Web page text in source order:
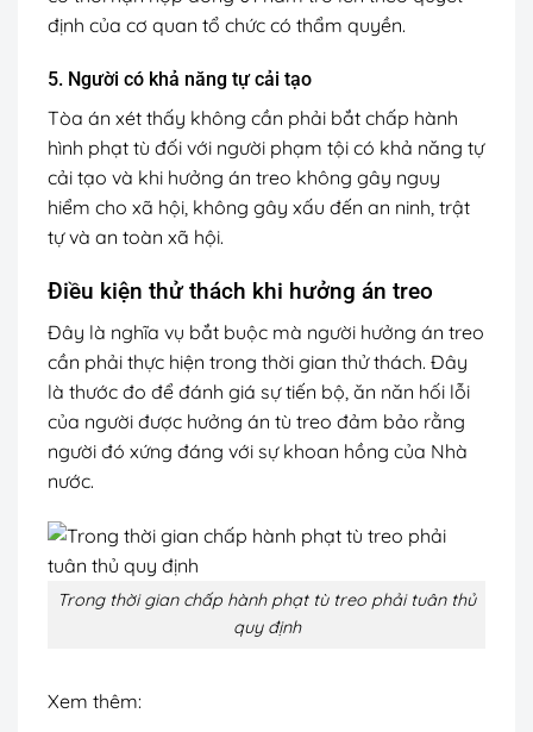
định của cơ quan tổ chức có thẩm quyền.
5. Người có khả năng tự cải tạo
Tòa án xét thấy không cần phải bắt chấp hành
hình phạt tù đối với người phạm tội có khả năng tự
cải tạo và khi hưởng án treo không gây nguy
hiểm cho xã hội, không gây xấu đến an ninh, trật
tự và an toàn xã hội.
Điều kiện thử thách khi hưởng án treo
Đây là nghĩa vụ bắt buộc mà người hưởng án treo
cần phải thực hiện trong thời gian thử thách. Đây
là thước đo để đánh giá sự tiến bộ, ăn năn hối lỗi
của người được hưởng án tù treo đảm bảo rằng
người đó xứng đáng với sự khoan hồng của Nhà
nước.
Trong thời gian chấp hành phạt tù treo phải tuân thủ
quy định
Xem thêm: